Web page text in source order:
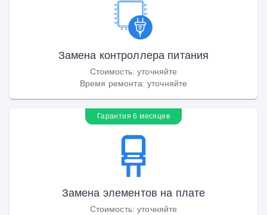
Замена контроллера питания
Стоимость:уточняйте
Время ремонта: уточняйте
Гарантия 6 месяцев
Замена элементов на плате
Стоимость:уточняйте